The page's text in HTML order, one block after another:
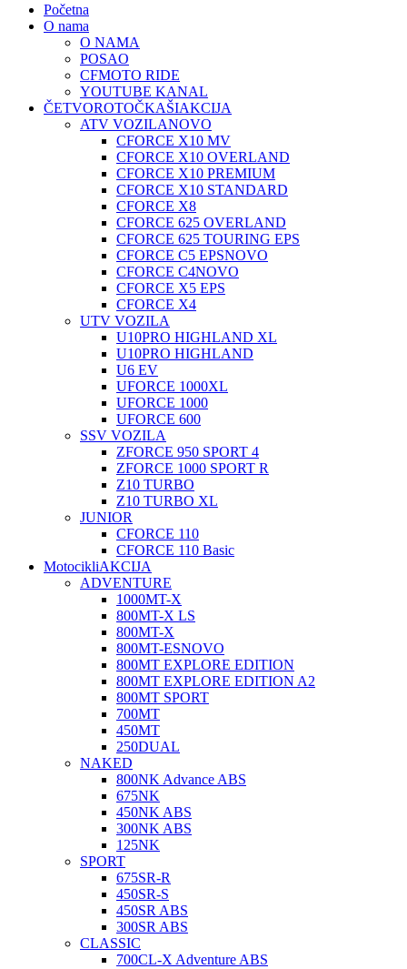
Početna
O nama
O NAMA
POSAO
CFMOTO RIDE
YOUTUBE KANAL
ČETVOROTOČKAŠIAKCIJA
ATV VOZILANOVO
CFORCE X10 MV
CFORCE X10 OVERLAND
CFORCE X10 PREMIUM
CFORCE X10 STANDARD
CFORCE X8
CFORCE 625 OVERLAND
CFORCE 625 TOURING EPS
CFORCE C5 EPSNOVO
CFORCE C4NOVO
CFORCE X5 EPS
CFORCE X4
UTV VOZILA
U10PRO HIGHLAND XL
U10PRO HIGHLAND
U6 EV
UFORCE 1000XL
UFORCE 1000
UFORCE 600
SSV VOZILA
ZFORCE 950 SPORT 4
ZFORCE 1000 SPORT R
Z10 TURBO
Z10 TURBO XL
JUNIOR
CFORCE 110
CFORCE 110 Basic
MotocikliAKCIJA
ADVENTURE
1000MT-X
800MT-X LS
800MT-X
800MT-ESNOVO
800MT EXPLORE EDITION
800MT EXPLORE EDITION A2
800MT SPORT
700MT
450MT
250DUAL
NAKED
800NK Advance ABS
675NK
450NK ABS
300NK ABS
125NK
SPORT
675SR-R
450SR-S
450SR ABS
300SR ABS
CLASSIC
700CL-X Adventure ABS